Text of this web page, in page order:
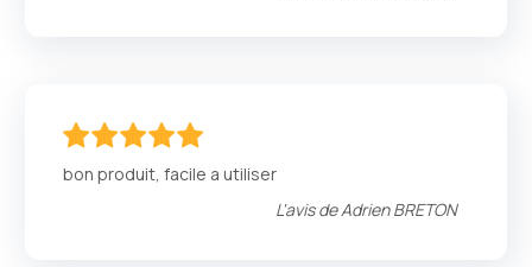
bon produit, facile a utiliser
L'avis deAdrien BRETON